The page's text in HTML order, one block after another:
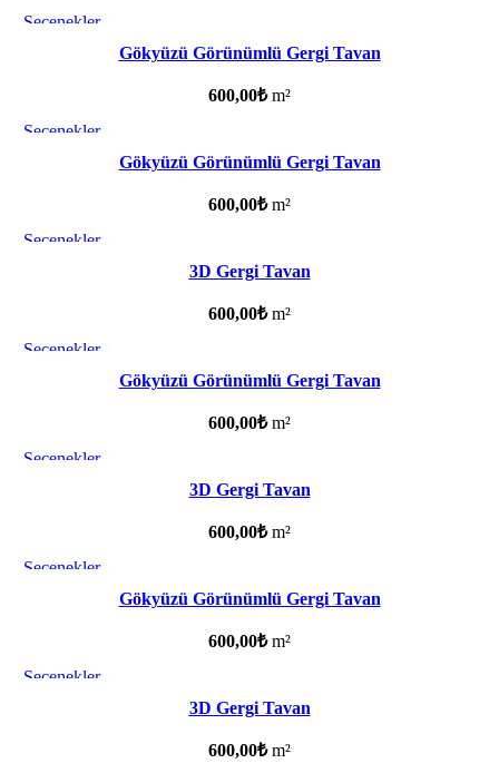
Seçenekler
Gökyüzü Görünümlü Gergi Tavan
600,00₺m²
Seçenekler
Gökyüzü Görünümlü Gergi Tavan
600,00₺m²
Seçenekler
3D Gergi Tavan
600,00₺m²
Seçenekler
Gökyüzü Görünümlü Gergi Tavan
600,00₺m²
Seçenekler
3D Gergi Tavan
600,00₺m²
Seçenekler
Gökyüzü Görünümlü Gergi Tavan
600,00₺m²
Seçenekler
3D Gergi Tavan
600,00₺m²